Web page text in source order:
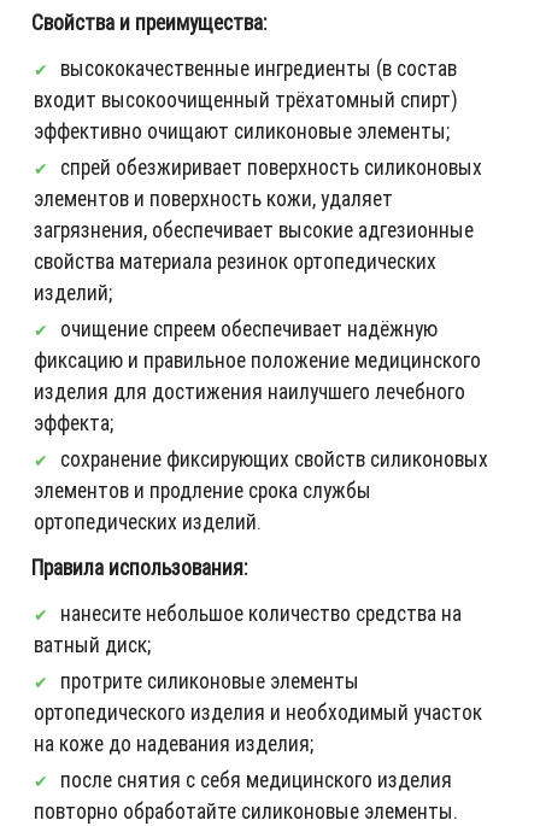
Свойства и преимущества:
высококачественные ингредиенты (в состав
входит высокоочищенный трёхатомный спирт)
эффективно очищают силиконовые элементы;
спрей обезжиривает поверхность силиконовых
элементов и поверхность кожи, удаляет
загрязнения, обеспечивает высокие адгезионные
свойства материала резинок ортопедических
изделий;
очищение спреем обеспечивает надёжную
фиксацию и правильное положение медицинского
изделия для достижения наилучшего лечебного
эффекта;
сохранение фиксирующих свойств силиконовых
элементов и продление срока службы
ортопедических изделий.
Правила использования:
нанесите небольшое количество средства на
ватный диск;
протрите силиконовые элементы
ортопедического изделия и необходимый участок
на коже до надевания изделия;
после снятия с себя медицинского изделия
повторно обработайте силиконовые элементы.